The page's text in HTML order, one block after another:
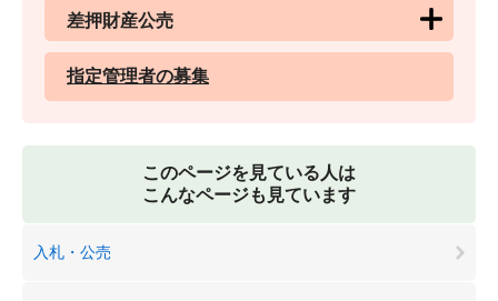
差押財産公売
指定管理者の募集
このページを見ている人は
こんなページも見ています
入札・公売